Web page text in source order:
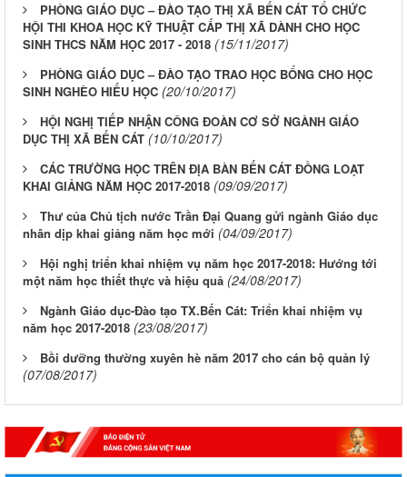
PHÒNG GIÁO DỤC – ĐÀO TẠO THỊ XÃ BẾN CÁT TỔ CHỨC
HỘI THI KHOA HỌC KỸ THUẬT CẤP THỊ XÃ DÀNH CHO HỌC
SINH THCS NĂM HỌC 2017 - 2018 (15/11/2017)
PHÒNG GIÁO DỤC – ĐÀO TẠO TRAO HỌC BỔNG CHO HỌC
SINH NGHÈO HIẾU HỌC (20/10/2017)
HỘI NGHỊ TIẾP NHẬN CÔNG ĐOÀN CƠ SỞ NGÀNH GIÁO
DỤC THỊ XÃ BẾN CÁT (10/10/2017)
CÁC TRƯỜNG HỌC TRÊN ĐỊA BÀN BẾN CÁT ĐỒNG LOẠT
KHAI GIẢNG NĂM HỌC 2017-2018 (09/09/2017)
Thư của Chủ tịch nước Trần Đại Quang gửi ngành Giáo dục
nhân dịp khai giảng năm học mới (04/09/2017)
Hội nghị triển khai nhiệm vụ năm học 2017-2018: Hướng tới
một năm học thiết thực và hiệu quả (24/08/2017)
Ngành Giáo dục-Đào tạo TX.Bến Cát: Triển khai nhiệm vụ
năm học 2017-2018 (23/08/2017)
Bồi dưỡng thường xuyên hè năm 2017 cho cán bộ quản lý
(07/08/2017)